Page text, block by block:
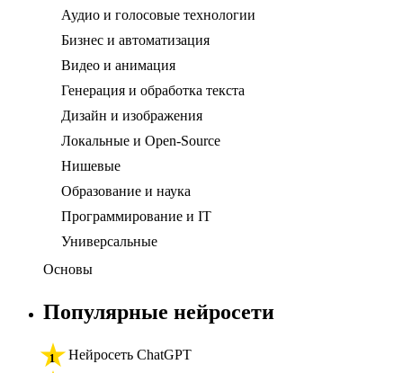
Аудио и голосовые технологии
Бизнес и автоматизация
Видео и анимация
Генерация и обработка текста
Дизайн и изображения
Локальные и Open-Source
Нишевые
Образование и наука
Программирование и IT
Универсальные
Основы
Популярные нейросети
Нейросеть ChatGPT